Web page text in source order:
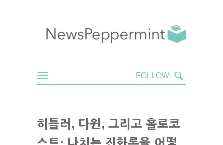
히틀러, 다윈, 그리고 홀로코